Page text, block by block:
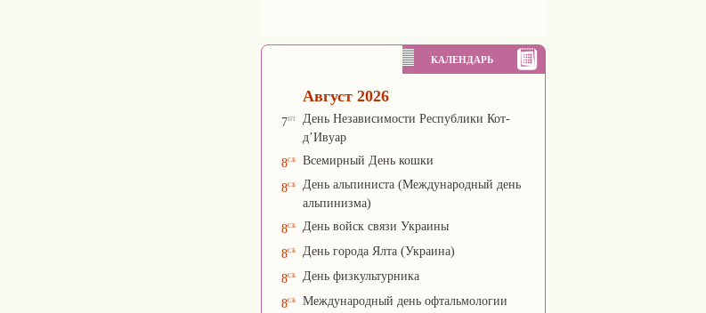
КАЛЕНДАРЬ
Август 2026
7пт
День Независимости Республики Кот-
д’Ивуар
8сб Всемирный День кошки
8сб
День альпиниста (Международный день
альпинизма)
8сб День войск связи Украины
8сб День города Ялта (Украина)
8сб День физкультурника
8сб Международный день офтальмологии